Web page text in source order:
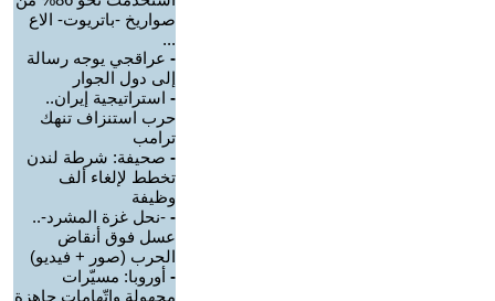
صواريخ -باتريوت- الاع
...
- عراقجي يوجه رسالة
إلى دول الجوار
- استراتيجية إيران..
حرب استنزاف تنهك
ترامب
- صحيفة: شرطة لندن
تخطط لإلغاء ألف
وظيفة
- -نحل غزة المشرد-..
عسل فوق أنقاض
الحرب (صور + فيديو)
- أوروبا: مسيّرات
مجهولة واتّهامات جاهزة